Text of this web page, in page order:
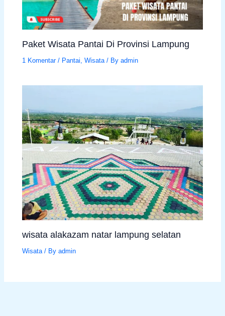
Paket Wisata Pantai Di Provinsi Lampung
1 Komentar / Pantai ,Wisata / Byadmin
wisata alakazam natar lampung selatan
Wisata/ Byadmin